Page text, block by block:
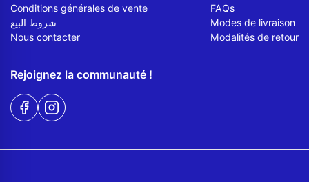
Conditions générales de vente
شروط البيع
Nous contacter
FAQs
Modes de livraison
Modalités de retour
Rejoignez la communauté !